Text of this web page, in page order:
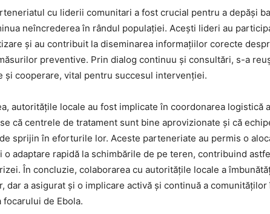
cu liderii comunitari a fost crucial pentru a depăși
neîncrederea în rândul populației. Acești lideri au
și au contribuit la diseminarea informațiilor corecte
preventive. Prin dialog continuu și consultări, s-a
și cooperare, vital pentru succesul intervenției.
autoritățile locale au fost implicate în coordonarea logistică
că centrele de tratament sunt bine aprovizionate și că
sprijin în eforturile lor. Aceste parteneriate au permis o
o adaptare rapidă la schimbările de pe teren, contribuind
În concluzie, colaborarea cu autoritățile locale a
dar a asigurat și o implicare activă și continuă a
focarului de Ebola.